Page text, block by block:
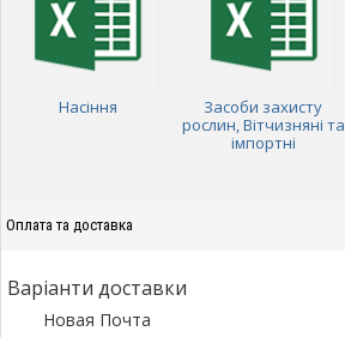
Насіння
Засоби захисту
рослин, Вітчизняні та
імпортні
Оплата та доставка
Варіанти доставки
Новая Почта